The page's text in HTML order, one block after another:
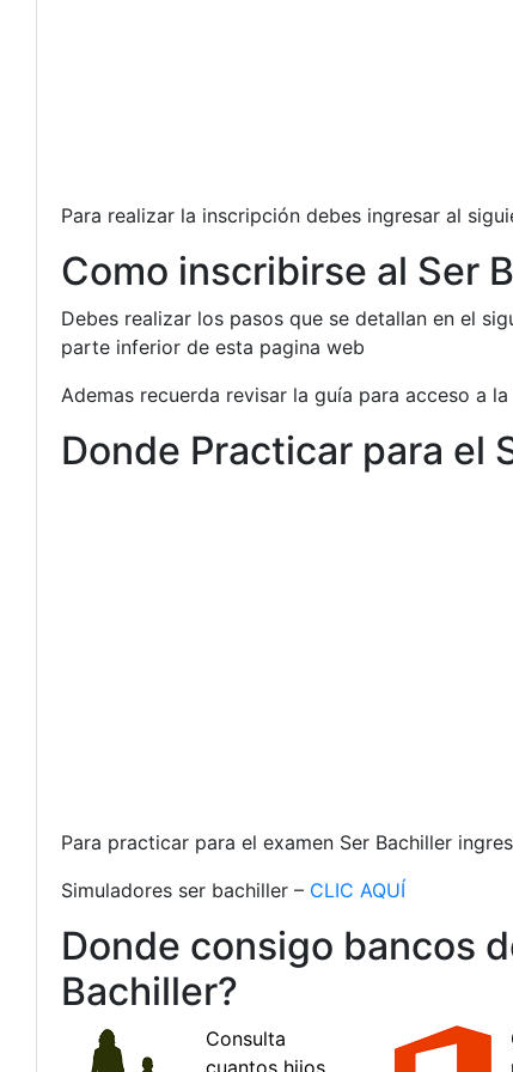
Para realizar la inscripción debes ingresar al
Como inscribirse al Ser
Debes realizar los pasos que se detallan en el
parte inferior de esta pagina web
Ademas recuerda revisar la guía para acceso a
Donde Practicar para el
Para practicar para el examen Ser Bachiller
Simuladores ser bachiller – CLIC AQUÍ
Donde consigo bancos
Bachiller?